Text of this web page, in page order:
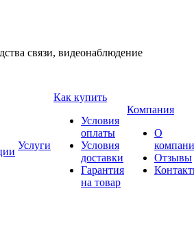
связи, видеонаблюдение
Услуги
Как купить
Условия
оплаты
Условия
доставки
Гарантия
на товар
Компания
О
Отзывы